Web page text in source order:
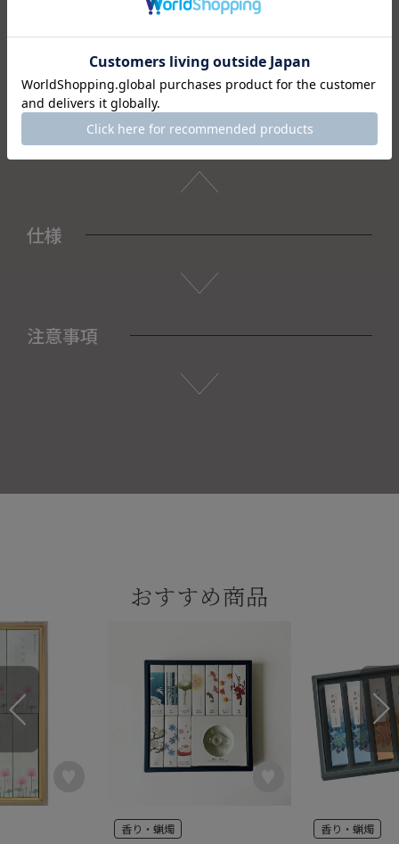
盆見舞い、喪中見舞いなど、
失礼のない確かな贈り物を選びたい場面に最適です。
＜セット内容＞
・お香×3
・箱×３
仕様
注意事項
おすすめ商品
香り・蝋燭 香り・蝋燭